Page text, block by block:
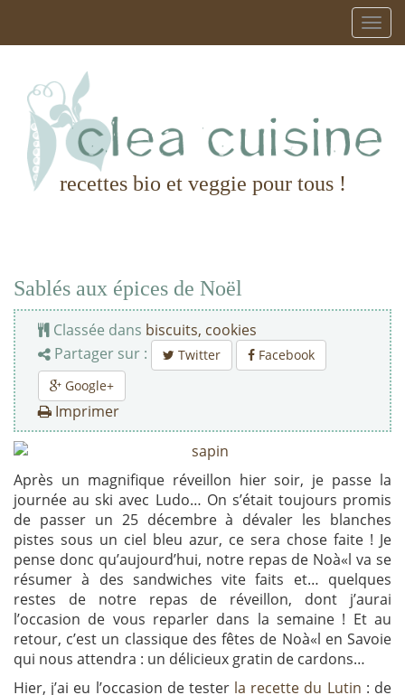
recettes bio et veggie pour tous !
Sablés aux épices de Noël
Classée dans biscuits, cookies
Partager sur :
Twitter
Facebook
Google+
Imprimer
Après un magnifique réveillon hier soir, je passe la
journée au ski avec Ludo… On s’était toujours promis
de passer un 25 décembre à dévaler les blanches
pistes sous un ciel bleu azur, ce sera chose faite ! Je
pense donc qu’aujourd’hui, notre repas de Noà«l va se
résumer à des sandwiches vite faits et… quelques
restes de notre repas de réveillon, dont j’aurai
l’occasion de vous reparler dans la semaine ! Et au
retour, c’est un classique des fêtes de Noà«l en Savoie
qui nous attendra : un délicieux gratin de cardons…
Hier, j’ai eu l’occasion de tester la recette du Lutin : de